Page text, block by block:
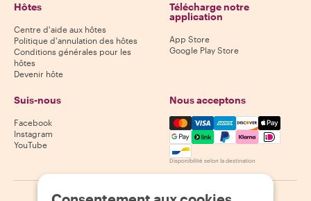
Hôtes
Centre d'aide aux hôtes
Politique d'annulation des hôtes
Conditions générales pour les
hôtes
Devenir hôte
Télécharge notre
application
App Store
Google Play Store
Suis-nous
Facebook
Instagram
YouTube
Nous acceptons
Mastercard, Visa, Amex,
Disponibilité selon la destination